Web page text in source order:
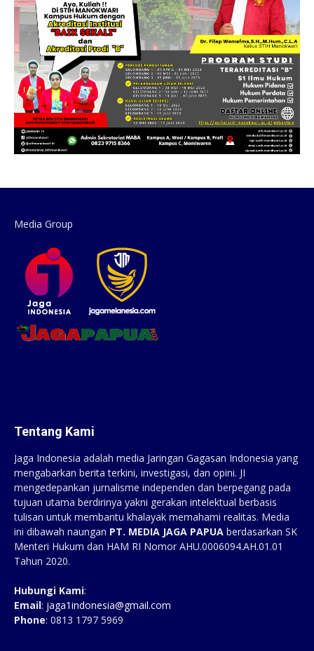
Media Group
Tentang Kami
Jaga Indonesia adalah media Jaringan Gagasan Indonesia yang
mengabarkan berita terkini, investigasi, dan opini. JI
mengedepankan jurnalisme independen dan berpegang pada
tujuan utama berdirinya yakni gerakan intelektual berbasis
tulisan untuk membantu khalayak memahami realitas. Media
ini dibawah naungan PT. MEDIA JAGA PAPUA berdasarkan SK
Menteri Hukum dan HAM RI Nomor AHU.0006094.AH.01.01
Tahun 2020.
Hubungi Kami:
Email: jaga1indonesia@gmail.com
Phone: 0813 1797 5969